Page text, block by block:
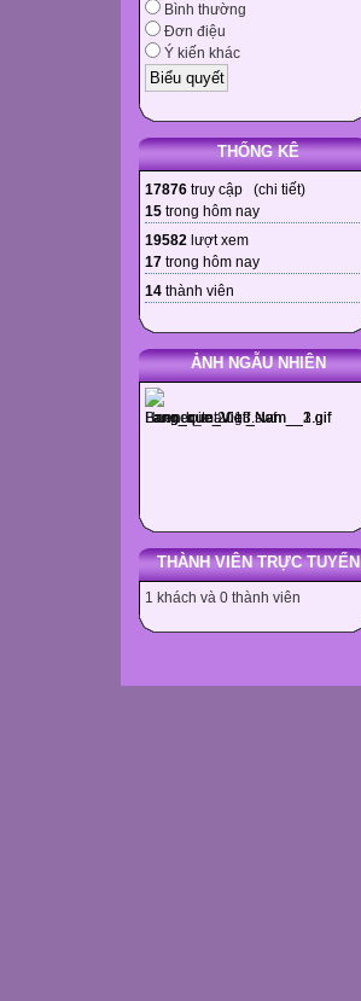
Bình thường
Đơn điệu
Ý kiến khác
THỐNG KÊ
17876 truy cập (chi tiết)
15 trong hôm nay
19582 lượt xem
17 trong hôm nay
14 thành viên
ẢNH NGẪU NHIÊN
THÀNH VIÊN TRỰC TUYẾN
1 khách và 0 thành viên